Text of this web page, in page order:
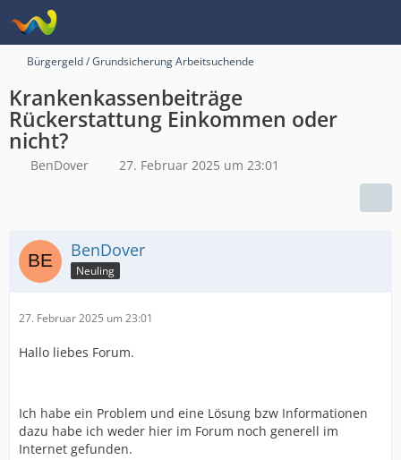
Bürgergeld / Grundsicherung Arbeitsuchende
Krankenkassenbeiträge
Rückerstattung Einkommen oder
nicht?
BenDover 27. Februar 2025 um 23:01
BenDover
Neuling
27. Februar 2025 um 23:01
Hallo liebes Forum.
Ich habe ein Problem und eine Lösung bzw Informationen
dazu habe ich weder hier im Forum noch generell im
Internet gefunden.